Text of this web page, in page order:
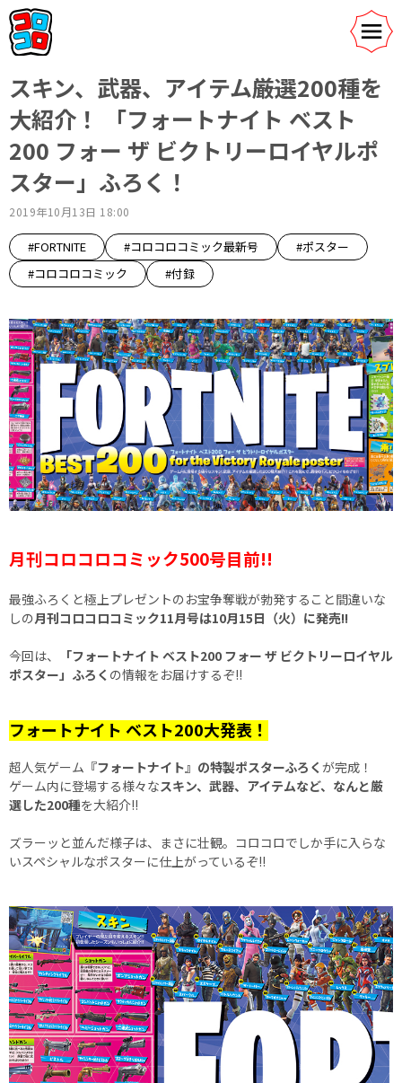
スキン、武器、アイテム――厳選200種を
大紹介！ 「フォートナイト ベスト
200 フォー ザ ビクトリーロイヤルポ
スター」ふろく！
2019年10月13日 18:00
#FORTNITE #コロコロコミック最新号
#ポスター
#コロコロコミック
#付録
月刊コロコロコミック500号目前!!
最強ふろくと極上プレゼントのお宝争奪戦が勃発すること間違いな
しの月刊コロコロコミック11月号は10月15日（火）に発売!!
今回は、
「フォートナイト ベスト200 フォー ザ ビクトリーロイヤル
ポスター」ふろく の情報をお届けするぞ!!
フォートナイト ベスト200大発表！
超人気ゲーム 『フォートナイト』の特製ポスターふろくが完成！
ゲーム内に登場する様々なスキン、武器、アイテムなど、なんと厳
選した200種を大紹介!!
ズラーッと並んだ様子は、まさに壮観。コロコロでしか手に入らな
いスペシャルなポスターに仕上がっているぞ!!